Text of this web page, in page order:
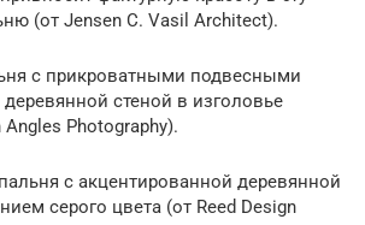
(от Jensen C. Vasil Architect).
с прикроватными подвесными
стеной в изголовье
Angles Photography).
с акцентированной деревянной
серого цвета (от Reed Design